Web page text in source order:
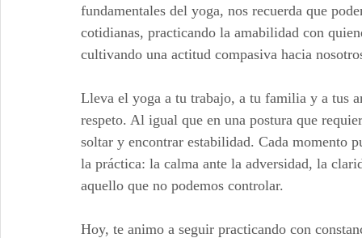
fundamentales del yoga, nos recuerda que
cotidianas, practicando la amabilidad con
cultivando una actitud compasiva hacia
Lleva el yoga a tu trabajo, a tu familia y a tus
respeto. Al igual que en una postura que
soltar y encontrar estabilidad. Cada momento
la práctica: la calma ante la adversidad, la
aquello que no podemos controlar.
Hoy, te animo a seguir practicando con